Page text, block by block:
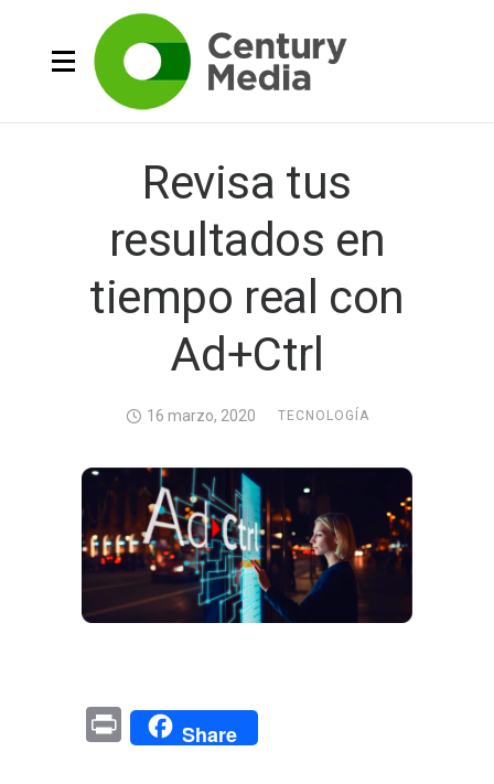
Revisa tus
resultados en
tiempo real con
Ad+Ctrl
16 marzo, 2020 TECNOLOGÍA
Pr
in
Share